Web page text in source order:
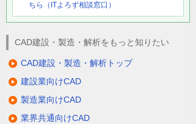
ちら（ITよろず相談窓口）
CAD建設・製造・解析をもっと知りたい
CAD建設・製造・解析トップ
建設業向けCAD
製造業向けCAD
業界共通向けCAD